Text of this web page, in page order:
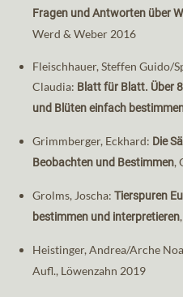
Fragen und Antworten über
Werd & Weber 2016
Fleischhauer, Steffen Guido/
Claudia: Blatt für Blatt. Über
und Blüten einfach
Grimmberger, Eckhard: Die
Beobachten und Bestimmen,
Grolms, Joscha: Tierspuren
bestimmen und interpretieren
Heistinger, Andrea/Arche
Aufl., Löwenzahn 2019